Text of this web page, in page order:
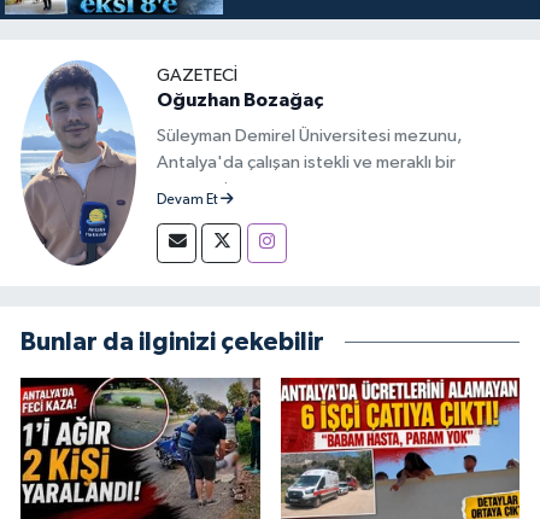
GAZETECİ
Oğuzhan Bozağaç
Süleyman Demirel Üniversitesi mezunu,
Antalya'da çalışan istekli ve meraklı bir
gazeteci.
Devam Et
Bunlar da ilginizi çekebilir